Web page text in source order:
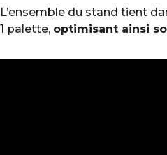
L’ensemble du stand tient
1 palette, optimisant ainsi